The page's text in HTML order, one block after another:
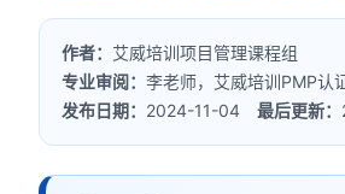
作者： 艾威培训项目管理课程组
专业审阅：李老师，艾威培训PMP认
发布日期： 2024-11-04最后更新：